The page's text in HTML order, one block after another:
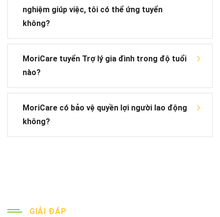
nghiệm giúp việc, tôi có thể ứng tuyển
không?
MoriCare tuyển Trợ lý gia đình trong độ tuổi
nào?
MoriCare có bảo vệ quyền lợi người lao động
không?
GIẢI ĐÁP